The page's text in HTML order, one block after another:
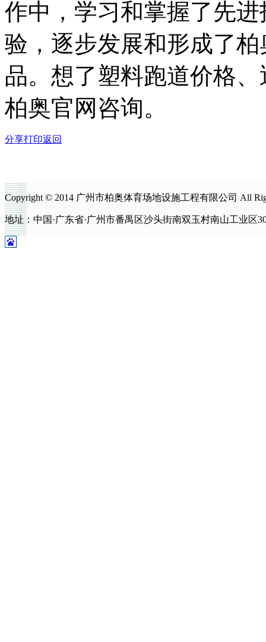
作中，学习和掌握了先
验，逐步发展和形成了
品。想了塑料跑道价格
柏奥官网咨询。
分享打印返回
Copyright © 2014 广州市柏奥体育场地设施工程有限公司 All
地址：中国·广东省·广州市番禺区沙头街南双玉村南山工业区